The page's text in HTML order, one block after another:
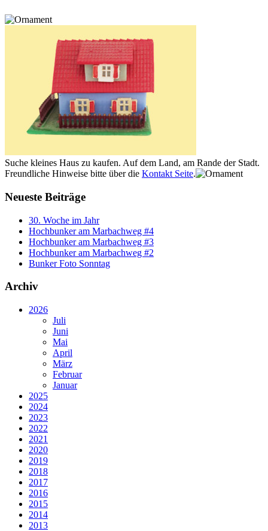
Suche kleines Haus zu kaufen. Auf dem Land, am Rande der Stadt.
Freundliche Hinweise bitte über die Kontakt Seite.
Neueste Beiträge
30. Woche im Jahr
Hochbunker am Marbachweg #4
Hochbunker am Marbachweg #3
Hochbunker am Marbachweg #2
Bunker Foto Sonntag
Archiv
2026
Juli
Juni
Mai
April
März
Februar
Januar
2025
2024
2023
2022
2021
2020
2019
2018
2017
2016
2015
2014
2013